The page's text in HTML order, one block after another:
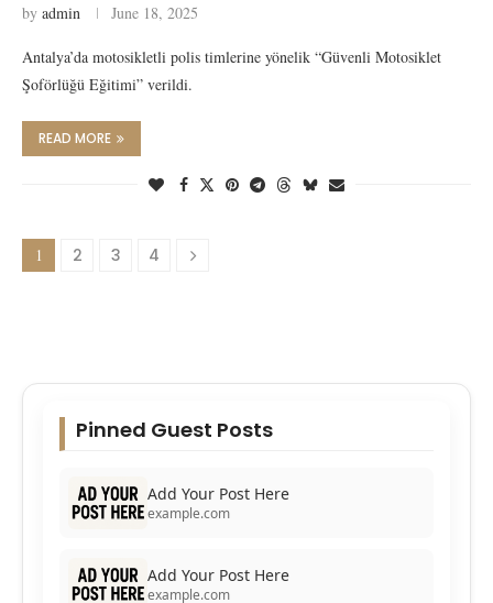
by admin June 18, 2025
Antalya’da motosikletli polis timlerine yönelik “Güvenli Motosiklet
Şoförlüğü Eğitimi” verildi.
READ MORE
1 2 3 4
Pinned Guest Posts
Add Your Post Here
example.com
Add Your Post Here
example.com